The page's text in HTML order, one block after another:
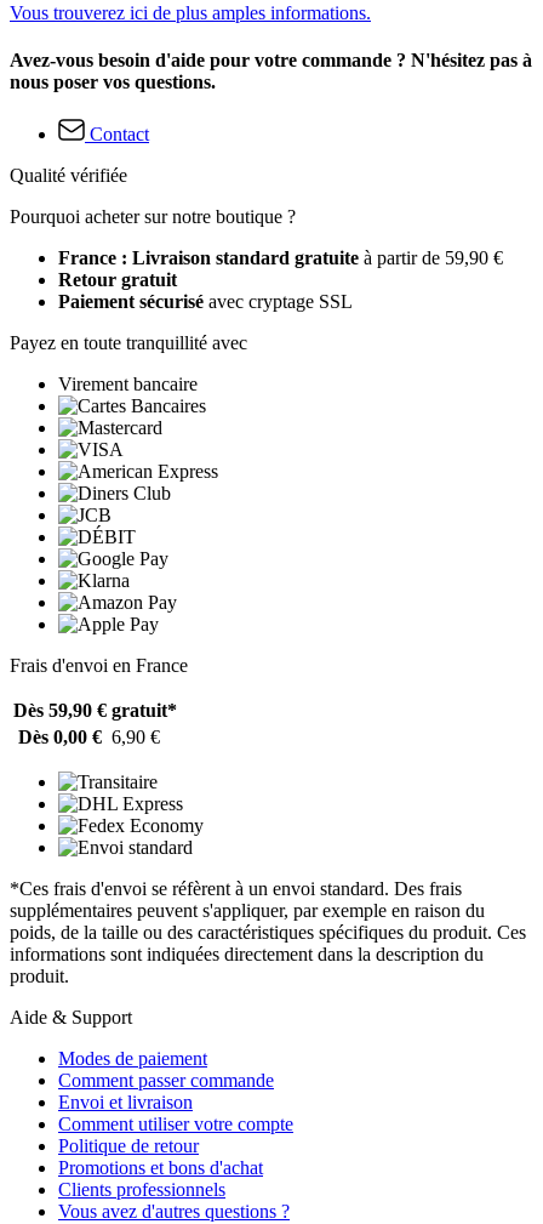
Vous trouverez ici de plus amples informations.
Avez-vous besoin d'aide pour votre commande ? N'hésitez pas à
nous poser vos questions.
Contact
Qualité vérifiée
Pourquoi acheter sur notre boutique ?
France : Livraison standard gratuite à partir de 59,90 €
Retour gratuit
Paiement sécurisé avec cryptage SSL
Payez en toute tranquillité avec
Virement bancaire
Frais d'envoi en France
Dès 59,90 € gratuit*
Dès 0,00 € 6,90 €
*Ces frais d'envoi se réfèrent à un envoi standard. Des frais
supplémentaires peuvent s'appliquer, par exemple en raison du
poids, de la taille ou des caractéristiques spécifiques du produit. Ces
informations sont indiquées directement dans la description du
produit.
Aide & Support
Modes de paiement
Comment passer commande
Envoi et livraison
Comment utiliser votre compte
Politique de retour
Promotions et bons d'achat
Clients professionnels
Vous avez d'autres questions ?